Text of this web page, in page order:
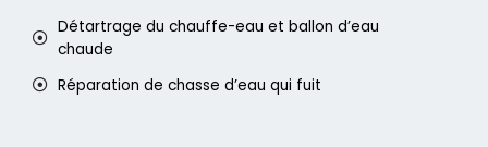
Détartrage du chauffe-eau et ballon d’eau
chaude
Réparation de chasse d’eau qui fuit